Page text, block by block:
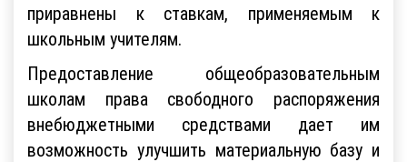
приравнены к ставкам, применяемым к
школьным учителям.
Предоставление общеобразовательным
школам права свободного распоряжения
внебюджетными средствами дает им
возможность улучшить материальную базу и